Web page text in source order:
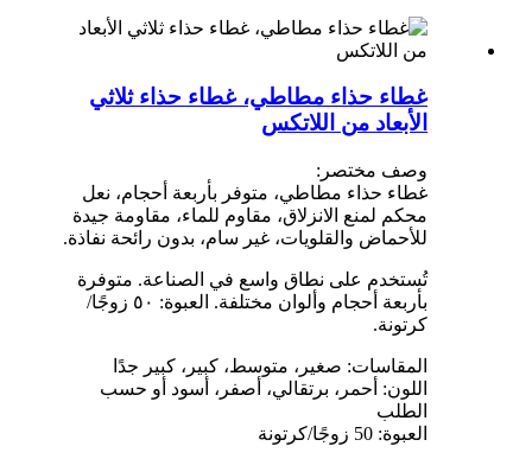
غطاء حذاء مطاطي، غطاء حذاء ثلاثي
الأبعاد من اللاتكس
وصف مختصر:
غطاء حذاء مطاطي، متوفر بأربعة أحجام، نعل
محكم لمنع الانزلاق، مقاوم للماء، مقاومة جيدة
للأحماض والقلويات، غير سام، بدون رائحة نفاذة.
تُستخدم على نطاق واسع في الصناعة. متوفرة
بأربعة أحجام وألوان مختلفة. العبوة: ٥٠ زوجًا/
كرتونة.
المقاسات: صغير، متوسط، كبير، كبير جدًا
اللون: أحمر، برتقالي، أصفر، أسود أو حسب
الطلب
العبوة: 50 زوجًا/كرتونة